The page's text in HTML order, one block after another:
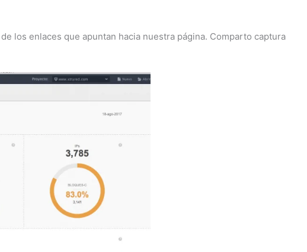
los enlaces que apuntan hacia nuestra página. Comparto captura